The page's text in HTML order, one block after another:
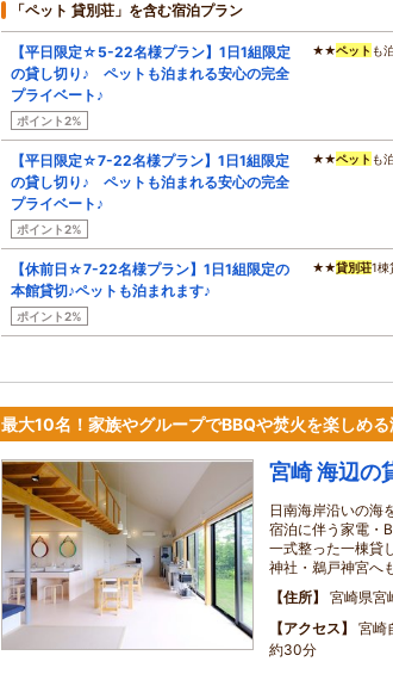
「ペット 貸別荘」を含む宿泊プラン
【平日限定☆5-22名様プラン】1日1組限定
の貸し切り♪ ペットも泊まれる安心の完全
プライベート♪
ポイント2%
★★ペット も
【平日限定☆7-22名様プラン】1日1組限定
の貸し切り♪ ペットも泊まれる安心の完全
プライベート♪
ポイント2%
★★ペット も
【休前日☆7-22名様プラン】1日1組限定の
本館貸切♪ペットも泊まれます♪
ポイント2%
★★貸別荘1棟
最大10名！家族やグループでBBQや焚火を楽しめ
宮崎 海辺の
日南海岸沿いの海
宿泊に伴う家電・
一式整った一棟貸
神社・鵜戸神宮へ
住所
宮崎県宮
アクセス
宮崎
約30分